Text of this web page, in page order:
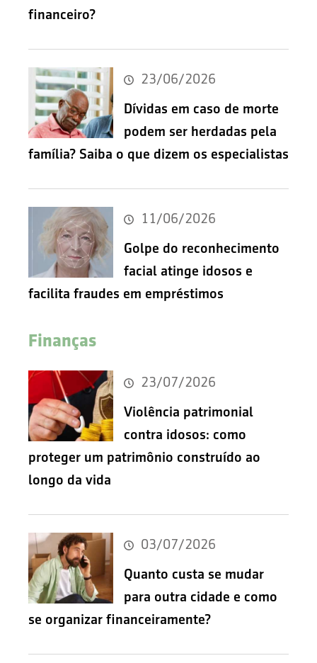
financeiro?
23/06/2026
Dívidas em caso de morte
podem ser herdadas pela
família? Saiba o que dizem os especialistas
11/06/2026
Golpe do reconhecimento
facial atinge idosos e
facilita fraudes em empréstimos
Finanças
23/07/2026
Violência patrimonial
contra idosos: como
proteger um patrimônio construído ao
longo da vida
03/07/2026
Quanto custa se mudar
para outra cidade e como
se organizar financeiramente?